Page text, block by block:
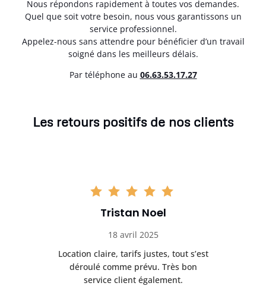
Nous répondons rapidement à toutes vos demandes.
Quel que soit votre besoin, nous vous garantissons un
service professionnel.
Appelez-nous sans attendre pour bénéficier d’un travail
soigné dans les meilleurs délais.
Par téléphone au 06.63.53.17.27
Les retours positifs de nos clients
Tristan Noel
18 avril 2025
Location claire, tarifs justes, tout s’est
déroulé comme prévu. Très bon
service client également.